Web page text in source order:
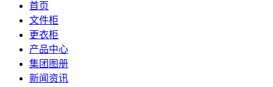
首页
文件柜
更衣柜
产品中心
集团图册
新闻资讯